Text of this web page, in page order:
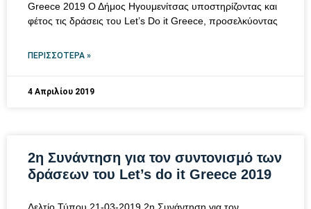
Greece 2019 Ο Δήμος Ηγουμενίτσας υποστηρίζοντας και
φέτος τις δράσεις του Let’s Do it Greece, προσελκύοντας
ΠΕΡΙΣΣΌΤΕΡΑ »
4 Απριλίου 2019
2η Συνάντηση για τον συντονισμό των
δράσεων του Let’s do it Greece 2019